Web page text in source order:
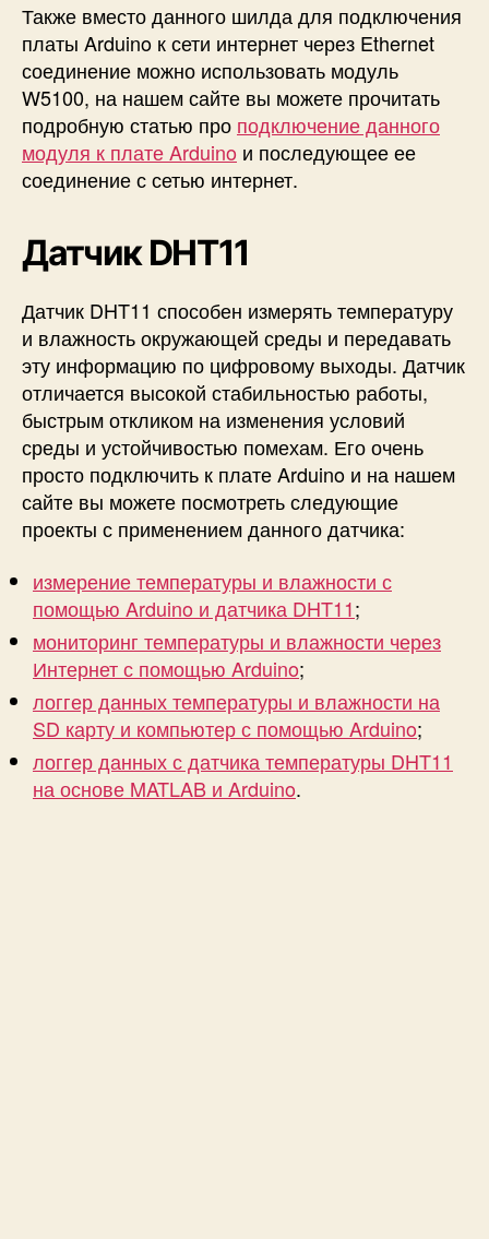
Также вместо данного шилда для подключения
платы Arduino к сети интернет через Ethernet
соединение можно использовать модуль
W5100, на нашем сайте вы можете прочитать
подробную статью про подключение данного
модуля к плате Arduino и последующее ее
соединение с сетью интернет.
Датчик DHT11
Датчик DHT11 способен измерять температуру
и влажность окружающей среды и передавать
эту информацию по цифровому выходы. Датчик
отличается высокой стабильностью работы,
быстрым откликом на изменения условий
среды и устойчивостью помехам. Его очень
просто подключить к плате Arduino и на нашем
сайте вы можете посмотреть следующие
проекты с применением данного датчика:
измерение температуры и влажности с
помощью Arduino и датчика DHT11;
мониторинг температуры и влажности через
Интернет с помощью Arduino;
логгер данных температуры и влажности на
SD карту и компьютер с помощью Arduino;
логгер данных с датчика температуры DHT11
на основе MATLAB и Arduino.